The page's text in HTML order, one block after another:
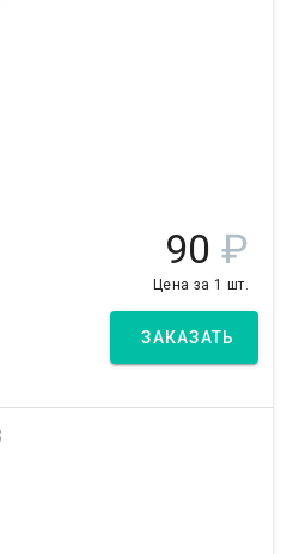
90 ₽
Цена за 1 шт.
ЗАКАЗАТЬ